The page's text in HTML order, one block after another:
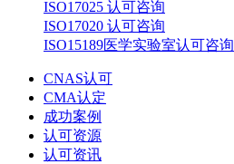
ISO17025 认可咨询
ISO17020 认可咨询
ISO15189医学实验室认可咨询
CNAS认可
CMA认定
成功案例
认可资源
认可资讯